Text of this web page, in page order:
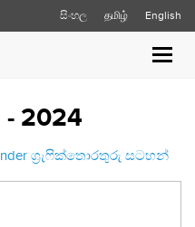
සිංහල தமிழ் English
2024
ග්‍රැෆික්තොරතුරු සටහන්